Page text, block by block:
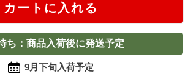
カートに入れる
ち：商品入荷後に発送予定
9月下旬入荷予定